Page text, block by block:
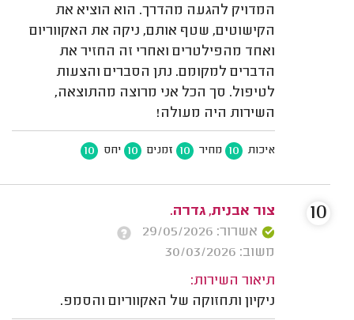
המדויק להגעה מהדרך. הוא הוציא את
הקישוטים, שטף אותם, ניקה את האקווריום
ואחד מהפילטרים ואחרי זה החזיר את
הדברים למקומם. נתן הסברים והצעות
לטיפול. סך הכל אני מרוצה מהתוצאה,
השירות היה מעולה!
איכות 10 מחיר 10 זמנים 10 יחס 10
צור אבנית, גדרה.
אשרור: 29/05/2026
משוב: 30/03/2026
תיאור השירות:
ניקיון ותחזוקה של האקווריום והסמפ.
10